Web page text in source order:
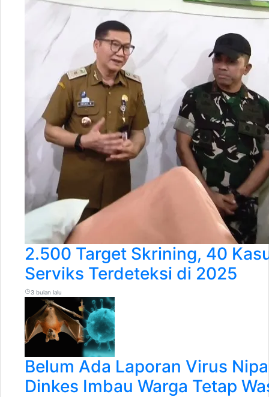
2.500 Target Skrining, 40
Serviks Terdeteksi di 2025
3 bulan lalu
Belum Ada Laporan Virus
Dinkes Imbau Warga Tetap